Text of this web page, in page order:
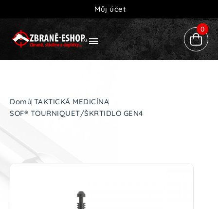
Můj účet

0
Domů TAKTICKÁ MEDICÍNA
SOF® TOURNIQUET/ŠKRTIDLO GEN4